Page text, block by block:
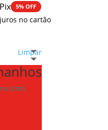
5% OFF
no cartão
Limpar
(cm)